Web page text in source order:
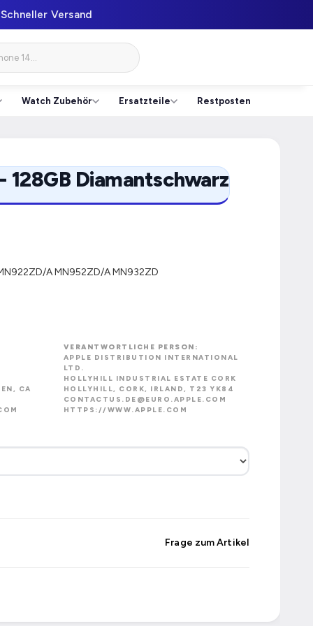
Versand
Watch Zubehör Ersatzteile Restposten
128GB Diamantschwarz
A MN952ZD/A MN932ZD
CA
VERANTWORTLICHE PERSON:
APPLE DISTRIBUTION INTERNATIONAL
LTD.
HOLLYHILL INDUSTRIAL ESTATE CORK
HOLLYHILL, CORK, IRLAND, T23 YK84
CONTACTUS.DE@EURO.APPLE.COM
HTTPS://WWW.APPLE.COM
Frage zum Artikel